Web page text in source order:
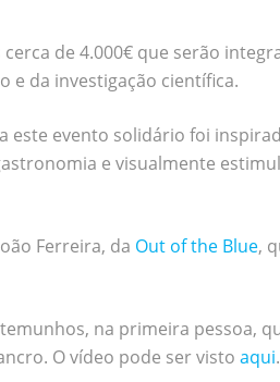
de 4.000€ que serão
e da investigação científica.
este evento solidário foi
e visualmente
Ferreira, da Out of the Blue,
na primeira pessoa,
O vídeo pode ser visto aqui.